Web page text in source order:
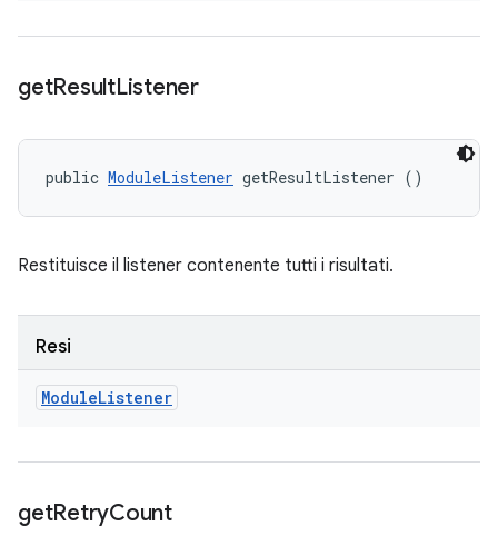
getResultListener
public ModuleListener getResultListener ()
Restituisce il listener contenente tutti i risultati.
Resi
ModuleListener
getRetryCount